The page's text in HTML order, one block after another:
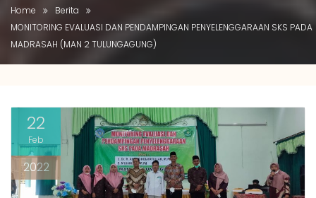
Home
Berita
MONITORING EVALUASI DAN PENDAMPINGAN PENYELENGGARAAN SKS PADA
MADRASAH (MAN 2 TULUNGAGUNG)
22
Feb
2022